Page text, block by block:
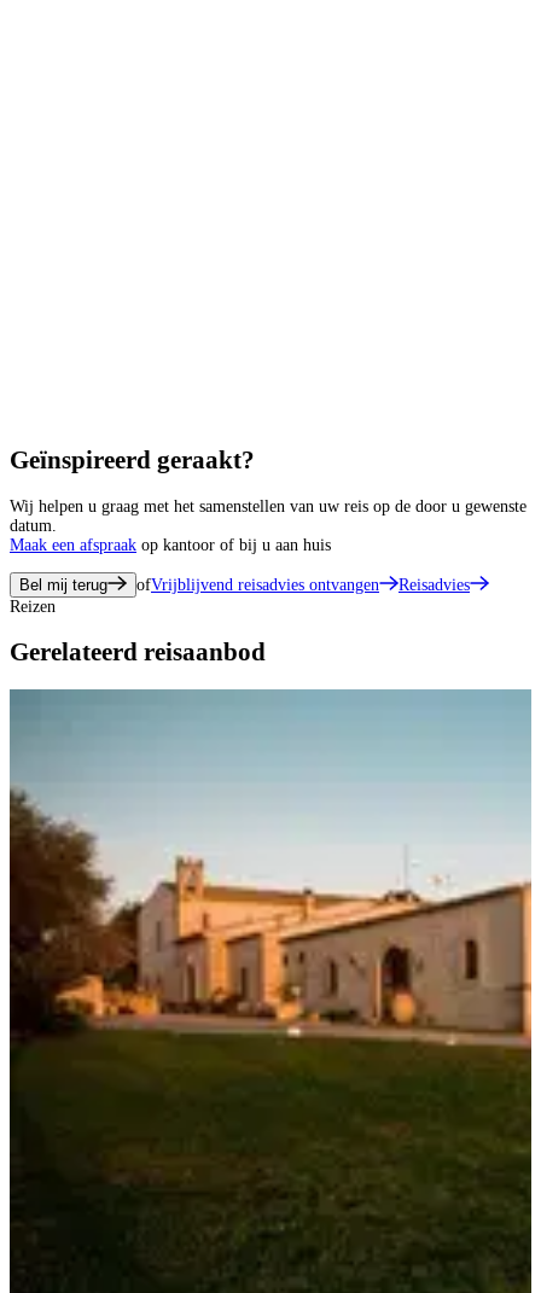
Geïnspireerd geraakt?
Wij helpen u graag met het samenstellen van uw reis op de door u gewenste
datum.
Maak een afspraak op kantoor of bij u aan huis
Bel mij terug ofVrijblijvend reisadvies ontvangen
Reisadvies
Reizen
Gerelateerd reisaanbod